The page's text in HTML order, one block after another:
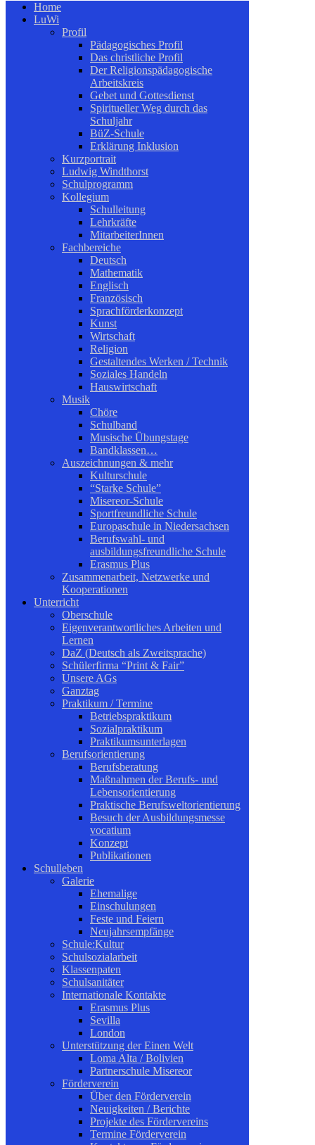
Home
LuWi
Profil
Pädagogisches Profil
Das christliche Profil
Der Religionspädagogische
Arbeitskreis
Gebet und Gottesdienst
Spiritueller Weg durch das
Schuljahr
BüZ-Schule
Erklärung Inklusion
Kurzportrait
Ludwig Windthorst
Schulprogramm
Kollegium
Schulleitung
Lehrkräfte
MitarbeiterInnen
Fachbereiche
Deutsch
Mathematik
Englisch
Französisch
Sprachförderkonzept
Kunst
Wirtschaft
Religion
Gestaltendes Werken / Technik
Soziales Handeln
Hauswirtschaft
Musik
Chöre
Schulband
Musische Übungstage
Bandklassen…
Auszeichnungen & mehr
Kulturschule
“Starke Schule”
Misereor-Schule
Sportfreundliche Schule
Europaschule in Niedersachsen
Berufswahl- und
ausbildungsfreundliche Schule
Erasmus Plus
Zusammenarbeit, Netzwerke und
Kooperationen
Unterricht
Oberschule
Eigenverantwortliches Arbeiten und
Lernen
DaZ (Deutsch als Zweitsprache)
Schülerfirma “Print & Fair”
Unsere AGs
Ganztag
Praktikum / Termine
Betriebspraktikum
Sozialpraktikum
Praktikumsunterlagen
Berufsorientierung
Berufsberatung
Maßnahmen der Berufs- und
Lebensorientierung
Praktische Berufsweltorientierung
Besuch der Ausbildungsmesse
vocatium
Konzept
Publikationen
Schulleben
Galerie
Ehemalige
Einschulungen
Feste und Feiern
Neujahrsempfänge
Schule:Kultur
Schulsozialarbeit
Klassenpaten
Schulsanitäter
Internationale Kontakte
Erasmus Plus
Sevilla
London
Unterstützung der Einen Welt
Loma Alta / Bolivien
Partnerschule Misereor
Förderverein
Über den Förderverein
Neuigkeiten / Berichte
Projekte des Fördervereins
Termine Förderverein